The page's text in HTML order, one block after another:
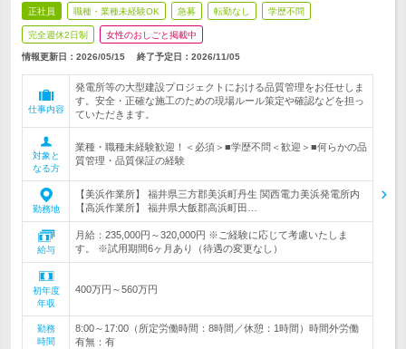
正社員 職種・業種未経験OK 急募 転勤なし 学歴不問
完全週休2日制 女性のおしごと掲載中
情報更新日：2026/05/15 終了予定日： 2026/11/05
仕事内容
発電所等の大型建設プロジェクトにおける品質管理をお任せしま
す。安全・正確な施工のための現場ルール策定や確認などを担っ
ていただきます。
対象と
なる方
業種・職種未経験歓迎！＜必須＞■学歴不問＜歓迎＞■何らかの品
質管理・品質保証の経験
勤務地
【美浜作業所】 福井県三方郡美浜町丹生 関西電力美浜発電所内
【高浜作業所】 福井県大飯郡高浜町田…
給与
月給：235,000円～320,000円 ※ご経験に応じて考慮いたしま
す。 ※試用期間6ヶ月あり（待遇の変更なし）
初年度
年収
400万円～560万円
勤務
時間
8:00～17:00（所定労働時間：8時間／休憩：1時間）時間外労働
有無：有